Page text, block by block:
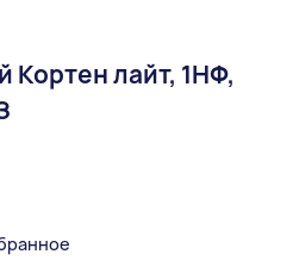
Кортен лайт, 1НФ,